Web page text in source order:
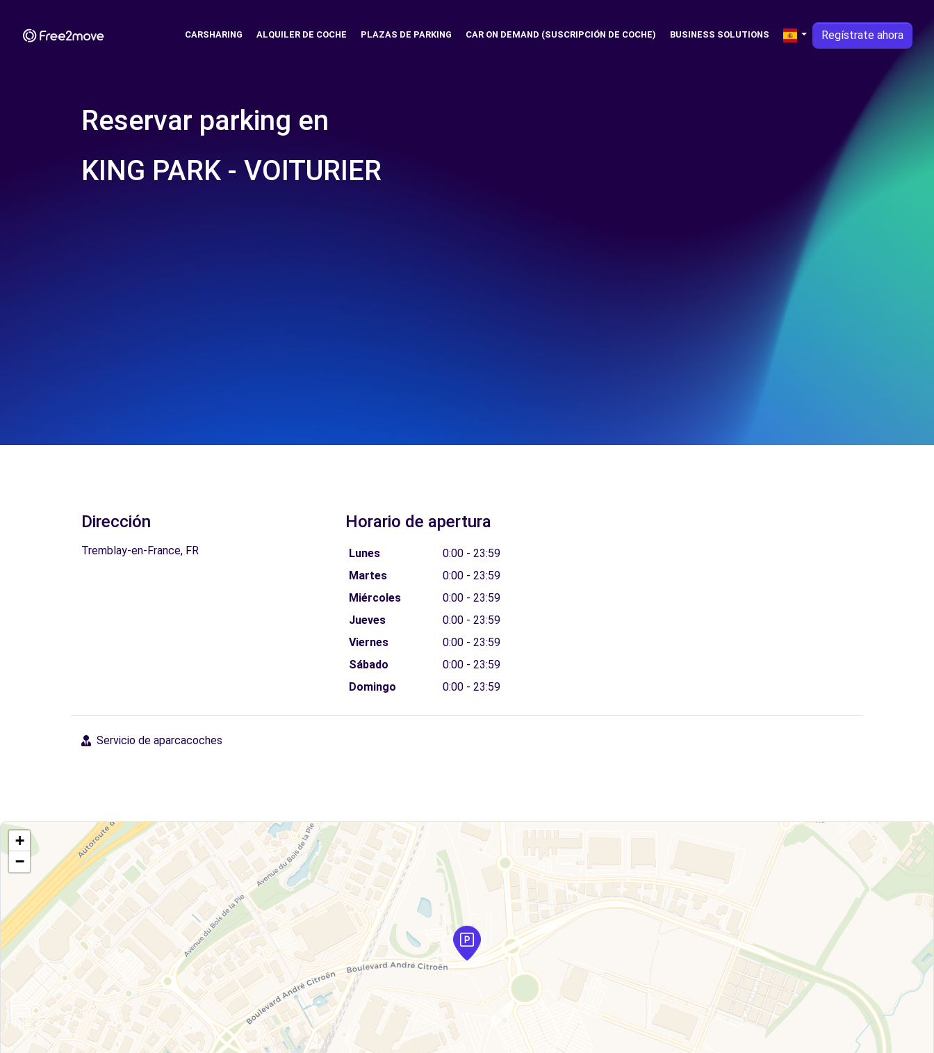
CARSHARING ALQUILER DE COCHE PLAZAS DE PARKING CAR ON DEMAND (SUSCRIPCIÓN DE COCHE) BUSINESS SOLUTIONS Regístrate ahora
Reservar parking en
KING PARK - VOITURIER
Dirección
Tremblay-en-France, FR
Horario de apertura
Lunes
0:00 - 23:59
Martes
0:00 - 23:59
Miércoles
0:00 - 23:59
Jueves
0:00 - 23:59
Viernes
0:00 - 23:59
Sábado
0:00 - 23:59
Domingo
0:00 - 23:59
Servicio de aparcacoches
+
−